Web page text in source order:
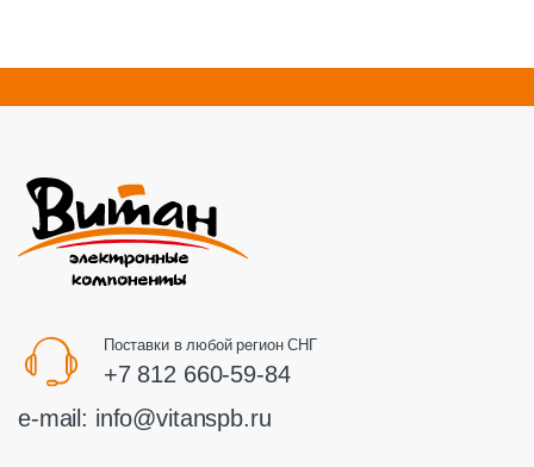
Поставки в любой регион СНГ
+7 812 660-59-84
e-mail: info@vitanspb.ru